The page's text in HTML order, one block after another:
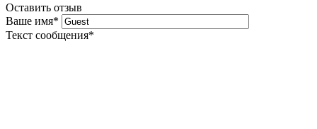
Оставить отзыв
Ваше имя*
Текст сообщения*